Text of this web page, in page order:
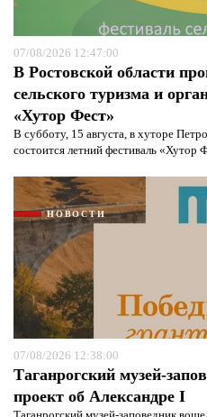
07/08/2026 12:47:00
В Ростовской области
сельского туризма и
«Хутор Фест»
В субботу, 15 августа, в хуторе
состоится летний фестиваль «Хутор
НОВОСТИ
07/08/2026 12:38:00
Таганрогский музей-
проект об Александре I